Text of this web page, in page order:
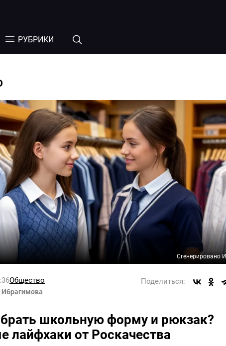
РУБРИКИ
Сгенерировано
Общество Поделиться:
Ибрагимова
школьную форму и рюкзак?
лайфхаки от Роскачества